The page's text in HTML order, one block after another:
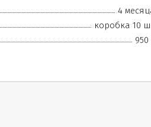
4
коробка 10
950